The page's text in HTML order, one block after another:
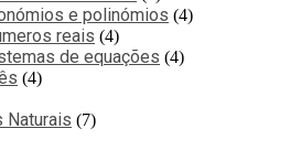
e polinómios 4
reais 4
de equações 4
4
Naturais 7